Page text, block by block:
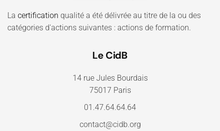
La certification qualité a été délivrée au titre de la ou des
catégories d'actions suivantes : actions de formation.
Le CidB
14 rue Jules Bourdais
75017 Paris
01.47.64.64.64
contact@cidb.org